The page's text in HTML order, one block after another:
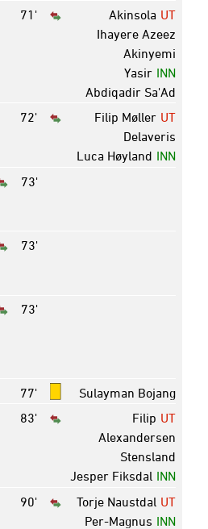
71'
UT
Akinsola
Ihayere Azeez
Akinyemi
INN
Yasir
Abdiqadir Sa'Ad
72'
UT
Filip Møller
Delaveris
INN
Luca Høyland
73'
73'
73'
77'
Sulayman Bojang
83'
UT
Filip
Alexandersen
Stensland
INN
Jesper Fiksdal
90'
UT
Torje Naustdal
INN
Per-Magnus